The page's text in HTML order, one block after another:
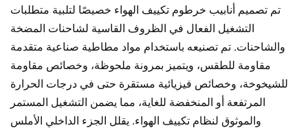
تم تصميم أنابيب خرطوم تكييف الهواء خصيصًا لتلبية متطلبات
التشغيل الفعال في الظروف القاسية لشاحنات المضخة
والشاحنات. تم تصنيعه باستخدام مواد مطاطية صناعية متقدمة
مقاومة للطقس، ويتميز بمرونة ملحوظة، وخصائص مقاومة
للشيخوخة، وخصائص فيزيائية مستقرة حتى في درجات الحرارة
المرتفعة أو المنخفضة للغاية، مما يضمن التشغيل المستمر
والموثوق لنظام تكييف الهواء. يقلل الجزء الداخلي الأملس